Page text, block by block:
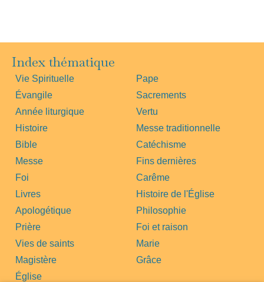
Index thématique
Vie Spirituelle
Évangile
Année liturgique
Histoire
Bible
Messe
Foi
Livres
Apologétique
Prière
Vies de saints
Magistère
Église
Pape
Sacrements
Vertu
Messe traditionnelle
Catéchisme
Fins dernières
Carême
Histoire de l'Église
Philosophie
Foi et raison
Marie
Grâce